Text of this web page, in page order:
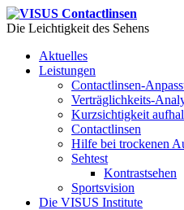
Die Leichtigkeit des Sehens
Aktuelles
Leistungen
Contactlinsen-
Verträglichkeits-
Kurzsichtigkeit
Contactlinsen
Hilfe bei trockenen
Sehtest
Kontrastsehen
Sportsvision
Die VISUS Institute